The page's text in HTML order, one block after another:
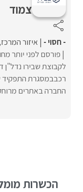
צמוד
- חסוי - איזור המרכז
פורסם לפני יותר
לקבוצת שבירו
רכבבמסגרת התפקיד
החברה באתרים
הכשרות